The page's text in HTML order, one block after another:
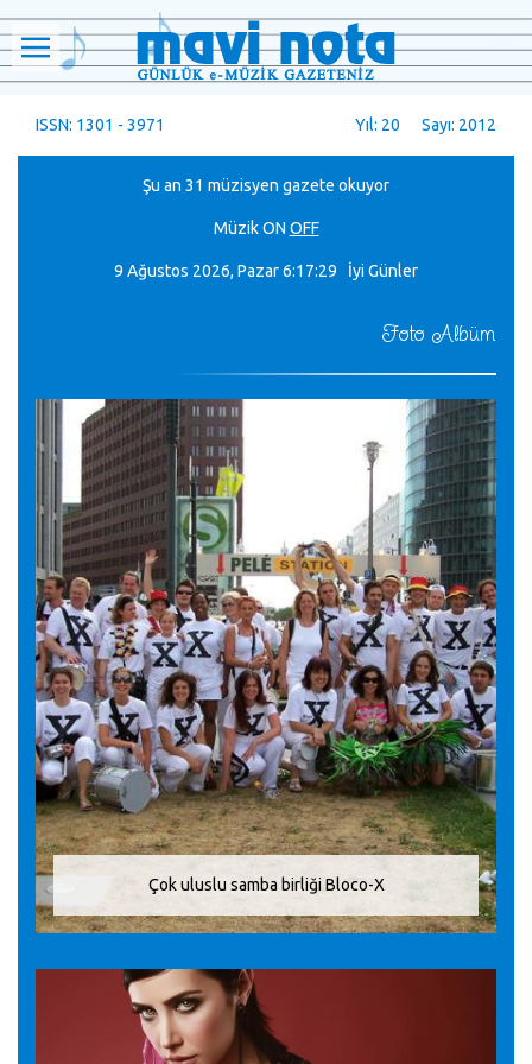
ISSN: 1301 - 3971 Yıl: 20 Sayı: 2012
Şu an 31 müzisyen gazete okuyor
MüzikON OFF
9 Ağustos 2026, Pazar6:17:32 İyi Günler
Foto Albüm
Çok uluslu samba birliği Bloco-X